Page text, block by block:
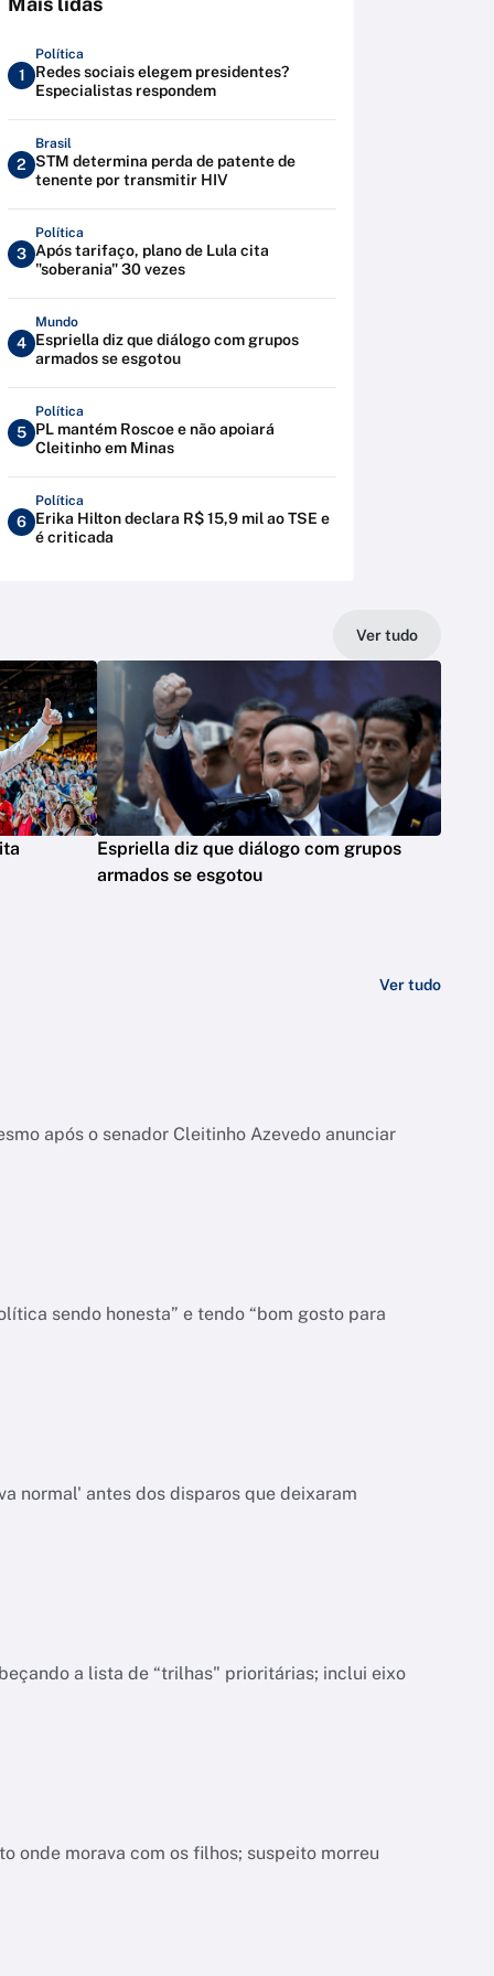
1
Política
Redes sociais elegem presidentes?
Especialistas respondem
2
Brasil
STM determina perda de patente de
tenente por transmitir HIV
3
Política
Após tarifaço, plano de Lula cita
"soberania" 30 vezes
4
Mundo
Espriella diz que diálogo com grupos
armados se esgotou
5
Política
PL mantém Roscoe e não apoiará
Cleitinho em Minas
6
Política
Erika Hilton declara R$ 15,9 mil ao TSE e
é criticada
Ver tudo
Espriella diz que diálogo com grupos
armados se esgotou
Ver tudo
após o senador Cleitinho Azevedo anunciar
sendo honesta” e tendo “bom gosto para
normal' antes dos disparos que deixaram
a lista de “trilhas" prioritárias; inclui eixo
onde morava com os filhos; suspeito morreu